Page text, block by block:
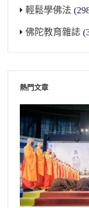
輕鬆學佛法
佛陀教育雜誌
熱門文章